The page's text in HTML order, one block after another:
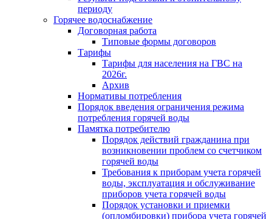
периоду
Горячее водоснабжение
Договорная работа
Типовые формы договоров
Тарифы
Тарифы для населения на ГВС на
2026г.
Архив
Нормативы потребления
Порядок введения ограничения режима
потребления горячей воды
Памятка потребителю
Порядок действий гражданина при
возникновении проблем со счетчиком
горячей воды
Требования к приборам учета горячей
воды, эксплуатация и обслуживание
приборов учета горячей воды
Порядок установки и приемки
(опломбировки) прибора учета горячей